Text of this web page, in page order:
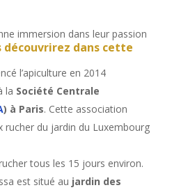
immersion dans leur passion
découvrirez dans cette
l’apiculture en 2014
la Société Centrale
) à Paris. Cette association
rucher du jardin du Luxembourg
tous les 15 jours environ.
est situé au jardin des